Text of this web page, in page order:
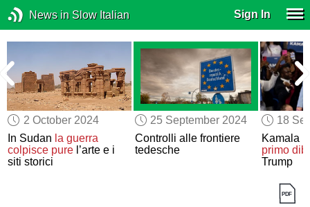
News in Slow Italian Sign In
2 October 2024
In Sudan la guerra
colpisce pure l’arte e i
siti storici
25 September 2024
Controlli alle frontiere
tedesche
18
Kamala
primo
Trump